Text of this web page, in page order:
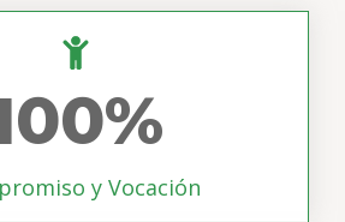
%
y Vocación